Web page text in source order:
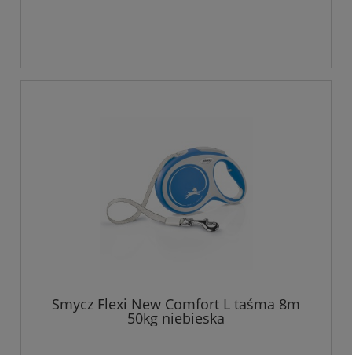
Smycz Flexi New Comfort L taśma 8m
50kg niebieska